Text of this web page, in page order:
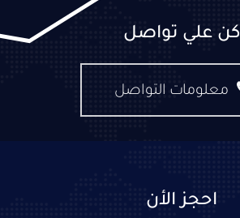
كن علي تواصل
معلومات التواصل
احجز الأن